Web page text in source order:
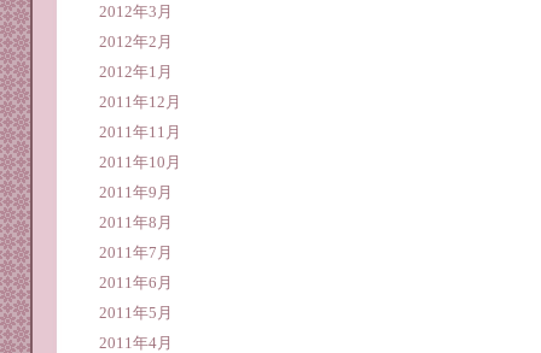
2012年3月
2012年2月
2012年1月
2011年12月
2011年11月
2011年10月
2011年9月
2011年8月
2011年7月
2011年6月
2011年5月
2011年4月